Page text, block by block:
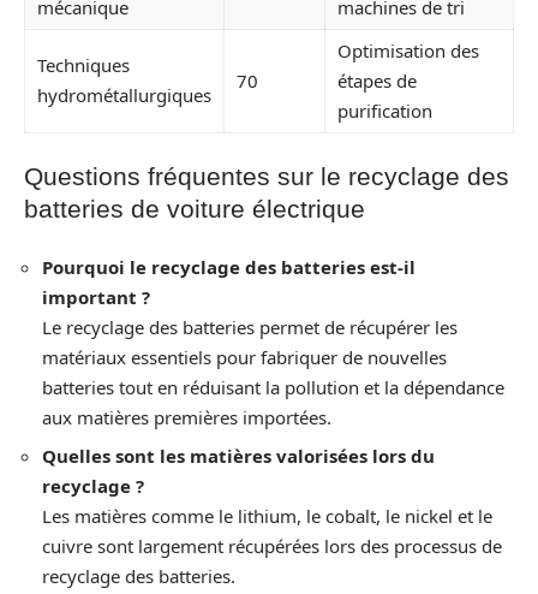
mécanique machines de tri
Techniques
hydrométallurgiques
70
Optimisation des
étapes de
purification
Questions fréquentes sur le recyclage des
batteries de voiture électrique
Pourquoi le recyclage des batteries est-il
important ?
Le recyclage des batteries permet de récupérer les
matériaux essentiels pour fabriquer de nouvelles
batteries tout en réduisant la pollution et la dépendance
aux matières premières importées.
Quelles sont les matières valorisées lors du
recyclage ?
Les matières comme le lithium, le cobalt, le nickel et le
cuivre sont largement récupérées lors des processus de
recyclage des batteries.